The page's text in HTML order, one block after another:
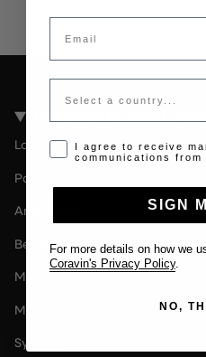
Coravin Guide
Londres
Paris
Amsterdam
Berlin
Milan
Melbourne
Sydney
Email
Country
Opt-in disclaimer
I agree to receive
communications from
SIGN
For more details on how we
Coravin's Privacy Policy.
NO,